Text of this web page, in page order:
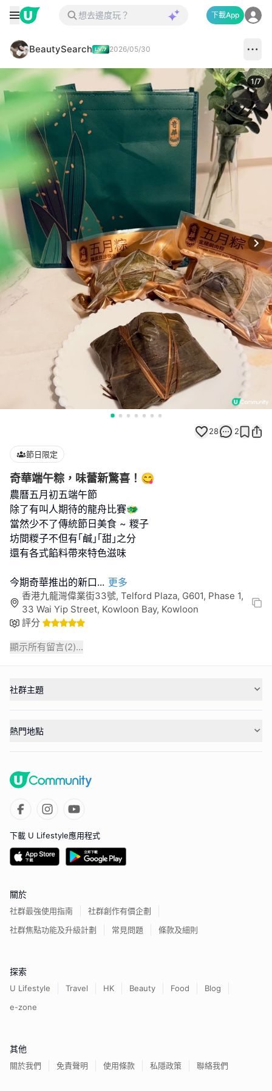
下載App
BeautySearch 2026/05/30
1/7
28 2
節日限定
奇華端午粽，味蕾新驚喜！😋
農曆五月初五端午節
除了有叫人期待的龍舟比賽🐲
當然少不了傳統節日美食 ~ 糉子
坊間糉子不但有｢鹹｣｢甜｣之分
還有各式餡料帶來特色滋味
今期奇華推出的新口... 更多
香港九龍灣偉業街33號, Telford Plaza, G601, Phase 1,
33 Wai Yip Street, Kowloon Bay, Kowloon
評分
顯示所有留言(2)...
社群主題
熱門地點
下載 U Lifestyle應用程式
關於
社群最強使用指南
社群創作有價企劃
社群焦點功能及升級計劃
常見問題 條款及細則
探索
U Lifestyle Travel HK Beauty Food
Blog
e-zone
其他
關於我們 免責聲明 使用條款 私隱政策 聯絡我們